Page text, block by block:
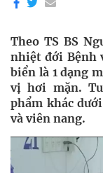
Theo TS BS
nhiệt đới Bệnh
biển là 1 dạng
vị hơi mặn.
phẩm khác
và viên nang.